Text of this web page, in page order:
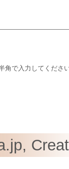
角で入力してくださ